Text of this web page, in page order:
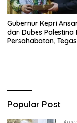
Gubernur Kepri
dan Dubes Palestina
Persahabatan,
Popular Post